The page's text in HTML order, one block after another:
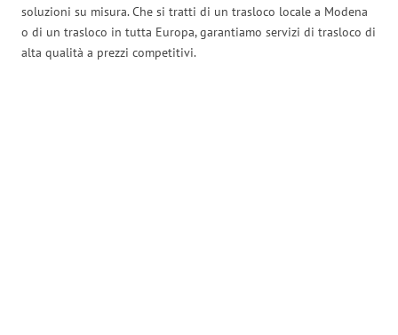
soluzioni su misura. Che si tratti di un trasloco locale a Modena
o di un trasloco in tutta Europa, garantiamo servizi di trasloco di
alta qualità a prezzi competitivi.